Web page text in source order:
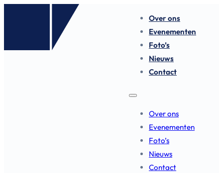
Over ons
Evenementen
Foto’s
Nieuws
Contact
Over ons
Evenementen
Foto’s
Nieuws
Contact